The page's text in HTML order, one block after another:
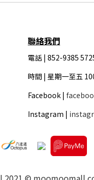
聯絡我們
電話 | 852-9385
時間 | 星期一至五
Facebook |
Instagram |